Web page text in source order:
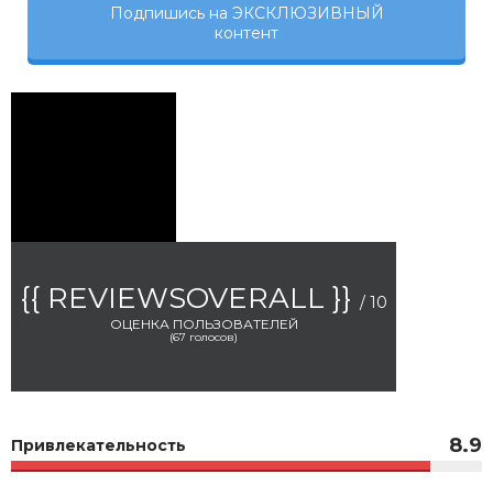
Подпишись на ЭКСКЛЮЗИВНЫЙ
контент
{{ REVIEWSOVERALL }} / 10
ОЦЕНКА ПОЛЬЗОВАТЕЛЕЙ
(67 голосов)
Привлекательность 8.9